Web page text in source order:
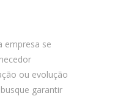
empresa se
ou evolução
garantir